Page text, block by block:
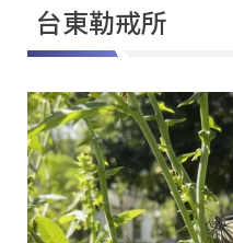
台東勒戒所